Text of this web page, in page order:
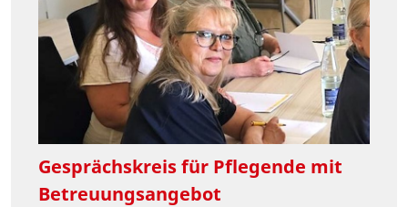
Gesprächskreis für Pflegende mit
Betreuungsangebot